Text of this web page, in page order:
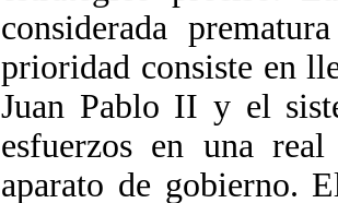
considerada
prioridad consiste en
Juan Pablo II y el
esfuerzos en una
aparato de gobierno.